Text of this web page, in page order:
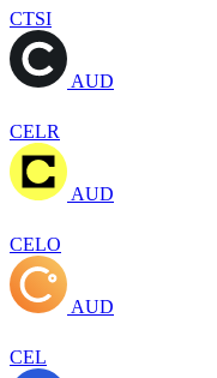
CTSI
AUD
CELR
AUD
CELO
AUD
CEL